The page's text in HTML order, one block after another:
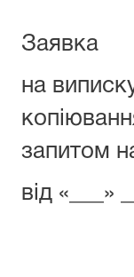
Заявка
на
запитом
від «___»